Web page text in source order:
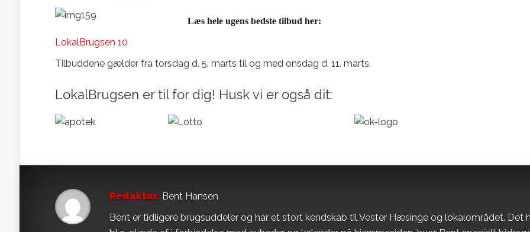
Læs hele ugens bedste tilbud her:
LokalBrugsen 10
Tilbuddene gælder fra torsdag d. 5. marts til og med onsdag d. 11. marts.
LokalBrugsen er til for dig! Husk vi er også dit:
Redaktør: Bent Hansen
Bent er tidligere brugsuddeler og har et stort kendskab til Vester Hæsinge og lokalområdet. Det